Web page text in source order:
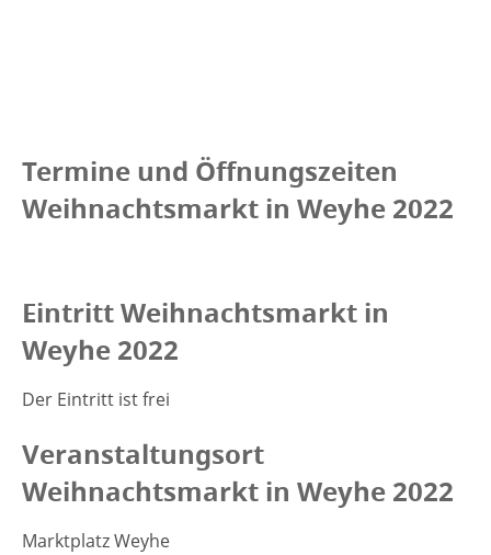
Termine und Öffnungszeiten
Weihnachtsmarkt in Weyhe 2022
Eintritt Weihnachtsmarkt in
Weyhe 2022
Der Eintritt ist frei
Veranstaltungsort
Weihnachtsmarkt in Weyhe 2022
Marktplatz Weyhe